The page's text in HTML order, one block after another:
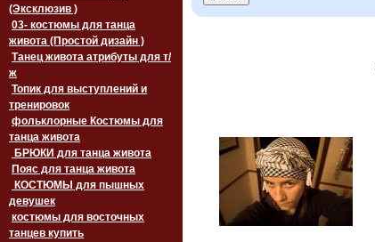
(Эксклюзив )
03- костюмы для танца
живота (Простой дизайн )
Танец живота атрибуты для т/
ж
Топик для выступлений и
тренировок
фольклорные Костюмы для
танца живота
БРЮКИ для танца живота
Пояс для танца живота
девушек
костюмы для восточных
танцев купить